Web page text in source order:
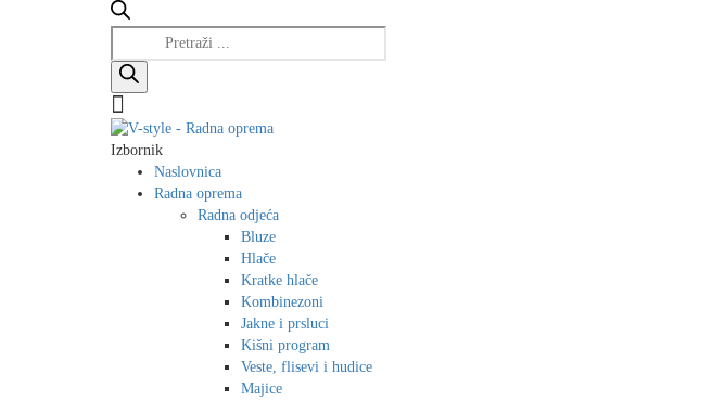
Products
search
Izbornik
Naslovnica
Radna oprema
Radna odjeća
Bluze
Hlače
Kratke hlače
Kombinezoni
Jakne i prsluci
Kišni program
Veste, flisevi i hudice
Majice